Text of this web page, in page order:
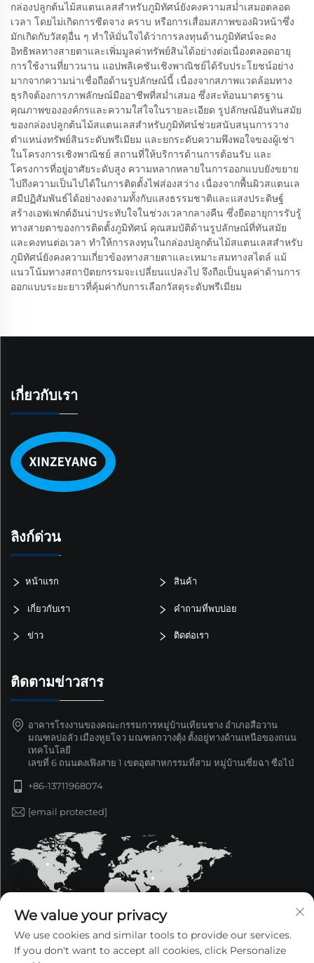
กล่องปลูกต้นไม้สแตนเลสสำหรับภูมิทัศน์ยังคงความสม่ำเสมอตลอด
เวลา โดยไม่เกิดการซีดจาง คราบ หรือการเสื่อมสภาพของผิวหน้าซึ่ง
มักเกิดกับวัสดุอื่น ๆ ทำให้มั่นใจได้ว่าการลงทุนด้านภูมิทัศน์จะคง
อิทธิพลทางสายตาและเพิ่มมูลค่าทรัพย์สินได้อย่างต่อเนื่องตลอดอายุ
การใช้งานที่ยาวนาน แอปพลิเคชันเชิงพาณิชย์ได้รับประโยชน์อย่าง
มากจากความน่าเชื่อถือด้านรูปลักษณ์นี้ เนื่องจากสภาพแวดล้อมทาง
ธุรกิจต้องการภาพลักษณ์มืออาชีพที่สม่ำเสมอ ซึ่งสะท้อนมาตรฐาน
คุณภาพขององค์กรและความใส่ใจในรายละเอียด รูปลักษณ์อันทันสมัย
ของกล่องปลูกต้นไม้สแตนเลสสำหรับภูมิทัศน์ช่วยสนับสนุนการวาง
ตำแหน่งทรัพย์สินระดับพรีเมียม และยกระดับความพึงพอใจของผู้เช่า
ในโครงการเชิงพาณิชย์ สถานที่ให้บริการด้านการต้อนรับ และ
โครงการที่อยู่อาศัยระดับสูง ความหลากหลายในการออกแบบยังขยาย
ไปถึงความเป็นไปได้ในการติดตั้งไฟส่องสว่าง เนื่องจากพื้นผิวสแตนเล
สมีปฏิสัมพันธ์ได้อย่างงดงามทั้งกับแสงธรรมชาติและแสงประดิษฐ์
สร้างเอฟเฟกต์อันน่าประทับใจในช่วงเวลากลางคืน ซึ่งยืดอายุการรับรู้
ทางสายตาของการติดตั้งภูมิทัศน์ คุณสมบัติด้านรูปลักษณ์ที่ทันสมัย
และคงทนต่อเวลา ทำให้การลงทุนในกล่องปลูกต้นไม้สแตนเลสสำหรับ
ภูมิทัศน์ยังคงความเกี่ยวข้องทางสายตาและเหมาะสมทางสไตล์ แม้
แนวโน้มทางสถาปัตยกรรมจะเปลี่ยนแปลงไป จึงถือเป็นมูลค่าด้านการ
ออกแบบระยะยาวที่คุ้มค่ากับการเลือกวัสดุระดับพรีเมียม
เกี่ยวกับเรา
ลิงก์ด่วน
หน้าแรก สินค้า
เกี่ยวกับเรา คำถามที่พบบ่อย
ข่าว ติดต่อเรา
ติดตามข่าวสาร
อาคารโรงงานของคณะกรรมการหมู่บ้านเทียนชาง อำเภอสือวาน
มณฑลบ่อลัว เมืองหูยโจว มณฑลกวางตุ้ง ตั้งอยู่ทางด้านเหนือของถนน
เทคโนโลยี
เลขที่ 6 ถนนตงเฟิงสาย 1 เขตอุตสาหกรรมที่สาม หมู่บ้านเซี่ยฉา ซือไป่
+86-13711968074
[email protected]
We value your privacy
We use cookies and similar tools to provide our services.
If you don't want to accept all cookies, click Personalize